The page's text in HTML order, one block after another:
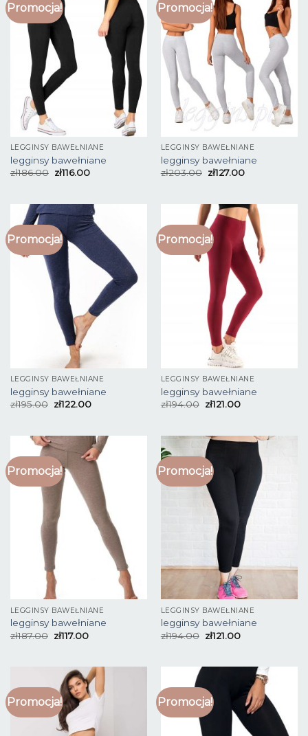
Promocja!
LEGGINSY BAWEŁNIANE
legginsy bawełniane
zł186.00 zł116.00
Promocja!
LEGGINSY BAWEŁNIANE
legginsy bawełniane
zł203.00 zł127.00
Promocja!
LEGGINSY BAWEŁNIANE
legginsy bawełniane
zł195.00 zł122.00
Promocja!
LEGGINSY BAWEŁNIANE
legginsy bawełniane
zł194.00 zł121.00
Promocja!
LEGGINSY BAWEŁNIANE
legginsy bawełniane
zł187.00 zł117.00
Promocja!
LEGGINSY BAWEŁNIANE
legginsy bawełniane
zł194.00 zł121.00
Promocja! Promocja!